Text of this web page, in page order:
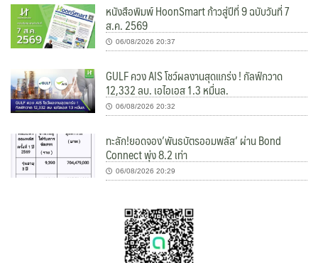
หนังสือพิมพ์ HoonSmart ก้าวสู่ปีที่ 9 ฉบับวันที่ 7
ส.ค. 2569
06/08/2026 20:37
GULF ควง AIS โชว์ผลงานสุดแกร่ง ! กัลฟ์กวาด
12,332 ลบ. เอไอเอส 1.3 หมื่นล.
06/08/2026 20:32
ทะลัก!ยอดจอง’พันธบัตรออมพลัส’ ผ่าน Bond
Connect พุ่ง 8.2 เท่า
06/08/2026 20:29